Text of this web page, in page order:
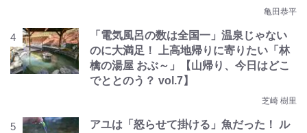
亀田恭平
「電気風呂の数は全国一」温泉じゃない
のに大満足！ 上高地帰りに寄りたい「林
檎の湯屋 おぶ～」【山帰り、今日はどこ
でととのう？ vol.7】
芝崎 樹里
アユは「怒らせて掛ける」魚だった！ ル